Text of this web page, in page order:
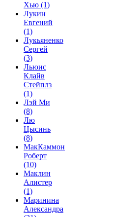
Хью (1)
Лукин
Евгений
(1)
Лукьяненко
Сергей
(3)
Льюис
Клайв
Стейплз
(1)
Лэй Ми
(8)
Лю
Цысинь
(8)
МакКаммон
Роберт
(10)
Маклин
Алистер
(1)
Маринина
Александра